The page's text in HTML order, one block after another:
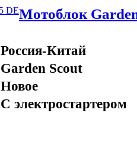
Мотоблок
Россия-Китай
Garden Scout
Новое
С электростартером